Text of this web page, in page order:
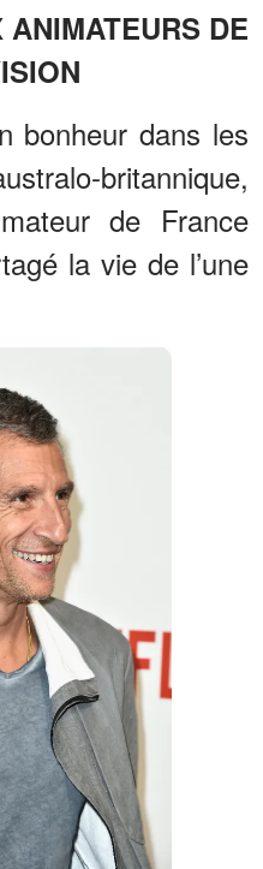
DE
bonheur dans les
britannique,
de France
la vie de l’une